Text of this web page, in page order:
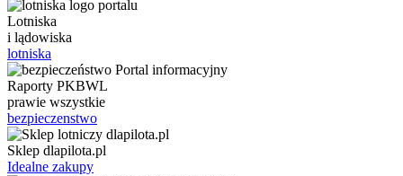
Lotniska
i lądowiska
lotniska
Raporty PKBWL
prawie wszystkie
bezpieczenstwo
Sklep dlapilota.pl
Idealne zakupy